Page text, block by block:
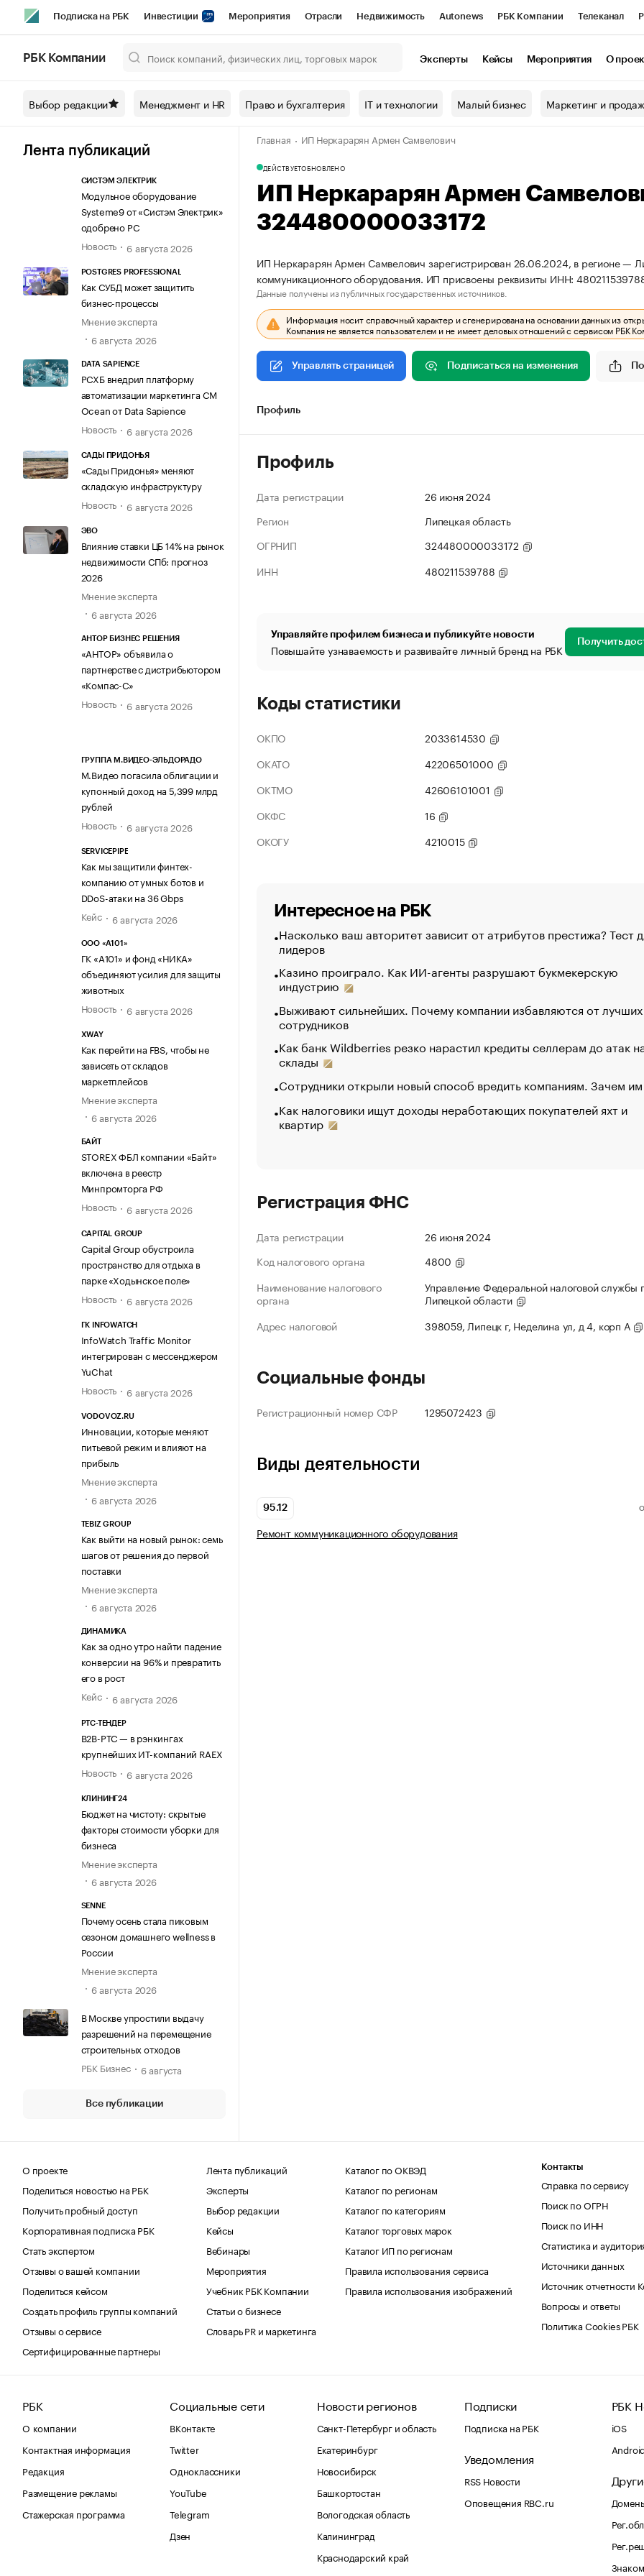
Подписка на РБК Инвестиции Мероприятия Отрасли Недвижимость Autonews РБК Компании Телеканал
Спецпроекты СПб Конференции СПб Спецпроекты Проверка контрагентов
Технологии и медиа Рынок наличной валюты
РБК Компании Эксперты Кейсы Мероприятия О
Выбор редакции Менеджмент и HR Право и бухгалтерия IT и технологии Малый бизнес Маркетинг и
Лента публикаций
СИСТЭМ ЭЛЕКТРИК
Модульное оборудование
Systeme9 от «Систэм Электрик»
одобрено РС
Новость
6 августа 2026
POSTGRES PROFESSIONAL
Как СУБД может защитить
бизнес-процессы
Мнение эксперта
6 августа 2026
DATA SAPIENCE
РСХБ внедрил платформу
автоматизации маркетинга CM
Ocean от Data Sapience
Новость
6 августа 2026
САДЫ ПРИДОНЬЯ
«Сады Придонья» меняют
складскую инфраструктуру
Новость
6 августа 2026
ЭВО
Влияние ставки ЦБ 14% на рынок
недвижимости СПб: прогноз
2026
Мнение эксперта
6 августа 2026
АНТОР БИЗНЕС РЕШЕНИЯ
«АНТОР» объявила о
партнерстве с дистрибьютором
«Компас-С»
Новость
6 августа 2026
ГРУППА М.ВИДЕО-ЭЛЬДОРАДО
М.Видео погасила облигации и
купонный доход на 5,399 млрд
рублей
Новость
6 августа 2026
SERVICEPIPE
Как мы защитили финтех-
компанию от умных ботов и
DDoS-атаки на 36 Gbps
Кейс
6 августа 2026
ООО «А101»
ГК «А101» и фонд «НИКА»
объединяют усилия для защиты
животных
Новость
6 августа 2026
XWAY
Как перейти на FBS, чтобы не
зависеть от складов
маркетплейсов
Мнение эксперта
6 августа 2026
БАЙТ
STOREX ФБЛ компании «Байт»
включена в реестр
Минпромторга РФ
Новость
6 августа 2026
CAPITAL GROUP
Capital Group обустроила
пространство для отдыха в
парке «Ходынское поле»
Новость
6 августа 2026
ГК INFOWATCH
InfoWatch Traffic Monitor
интегрирован с мессенджером
YuChat
Новость
6 августа 2026
VODOVOZ.RU
Инновации, которые меняют
питьевой режим и влияют на
прибыль
Мнение эксперта
6 августа 2026
TEBIZ GROUP
Как выйти на новый рынок: семь
шагов от решения до первой
поставки
Мнение эксперта
6 августа 2026
ДИНАМИКА
Как за одно утро найти падение
конверсии на 96% и превратить
его в рост
Кейс
6 августа 2026
РТС-ТЕНДЕР
В2В-РТС — в рэнкингах
крупнейших ИТ-компаний RAEX
Новость
6 августа 2026
КЛИНИНГ24
Бюджет на чистоту: скрытые
факторы стоимости уборки для
бизнеса
Мнение эксперта
6 августа 2026
SENNE
Почему осень стала пиковым
сезоном домашнего wellness в
России
Мнение эксперта
6 августа 2026
В Москве упростили выдачу
разрешений на перемещение
строительных отходов
РБК Бизнес
6 августа
Все публикации
Главная ИП Неркарарян Армен Самвелович
ДЕЙСТВУЕТОБНОВЛЕНО
ИП Неркарарян Армен
324480000033172
ИП Неркарарян Армен Самвелович зарегистрирован 26.06.2024, в регионе —
коммуникационного оборудования. ИП присвоены реквизиты ИНН:
Данные получены из публичных государственных источников.
Информация носит справочный характер и сгенерирована на основании данных из
Компания не является пользователем и не имеет деловых отношений с сервисом РБК
Управлять страницей Подписаться на изменения
Профиль
Профиль
Дата регистрации
26 июня 2024
Регион
Липецкая область
ОГРНИП
324480000033172
ИНН
480211539788
Управляйте профилем бизнеса и публикуйте новости
Повышайте узнаваемость и развивайте личный бренд на РБК Получить
Коды статистики
ОКПО
2033614530
ОКАТО
42206501000
ОКТМО
42606101001
ОКФС
16
ОКОГУ
4210015
Интересное на РБК
Насколько ваш авторитет зависит от атрибутов престижа? Тест
лидеров
Казино проиграло. Как ИИ-агенты разрушают букмекерскую
индустрию
Выживают сильнейших. Почему компании избавляются от лучших
сотрудников
Как банк Wildberries резко нарастил кредиты селлерам до атак
склады
Сотрудники открыли новый способ вредить компаниям. Зачем
Как налоговики ищут доходы неработающих покупателей яхт и
квартир
Регистрация ФНС
Дата регистрации
26 июня 2024
Код налогового органа
4800
Наименование налогового
органа
Управление Федеральной налоговой службы
Липецкой области
Адрес налоговой
398059, Липецк г, Неделина ул, д 4, корп А
Социальные фонды
Регистрационный номер СФР 1295072423
Виды деятельности
95.12
Ремонт коммуникационного оборудования
О проекте
Поделиться новостью на РБК
Получить пробный доступ
Корпоративная подписка РБК
Стать экспертом
Отзывы о вашей компании
Поделиться кейсом
Создать профиль группы компаний
Отзывы о сервисе
Сертифицированные партнеры
Лента публикаций
Эксперты
Выбор редакции
Кейсы
Вебинары
Мероприятия
Учебник РБК Компании
Статьи о бизнесе
Словарь PR и маркетинга
Каталог по ОКВЭД
Каталог по регионам
Каталог по категориям
Каталог торговых марок
Каталог ИП по регионам
Правила использования сервиса
Правила использования изображений
Контакты
Справка по сервису
Поиск по ОГРН
Поиск по ИНН
Статистика и
Источники данных
Источник отчетности
Вопросы и ответы
Политика Cookies РБК
РБК
О компании
Контактная информация
Редакция
Размещение рекламы
Стажерская программа
Социальные сети
ВКонтакте
Twitter
Одноклассники
YouTube
Telegram
Дзен
Новости регионов
Санкт-Петербург и область
Екатеринбург
Новосибирск
Башкортостан
Вологодская область
Калининград
Краснодарский край
Подписки
Подписка на РБК
Уведомления
RSS Новости
Оповещения RBC.ru
РБК
iOS